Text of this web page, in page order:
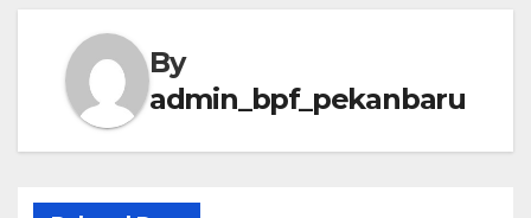
By
admin_bpf_pekanbaru